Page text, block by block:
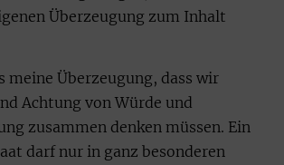
Überzeugung zum Inhalt
meine Überzeugung, dass wir
Achtung von Würde und
zusammen denken müssen. Ein
darf nur in ganz besonderen